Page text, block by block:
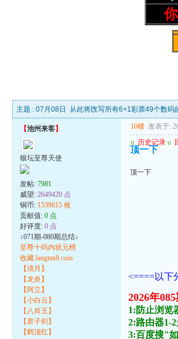
主题 :07月08日 从此将攺写所有6+1彩票49个数码
【池州来客】
狼坛至尊天使
发帖:7981
威望:2649420 点
铜币: 1539615 枚
贡献值:0 点
好评度:0 点
↓071期-080期总结↓
至尊十码内状元榜
收藏:langtan8.com
【清月】
【龙炎】
【阿立】
【小白云】
【八肖王】
【君子剑】
【鹤顶红】
10楼 发表于:
u 历史记录 u
顶一下
顶一下
<====以下
2026年
1:防止浏览
2:路由器1-
3:百度搜"